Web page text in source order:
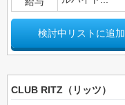
検討中リストに追加
CLUB RITZ（リッツ）